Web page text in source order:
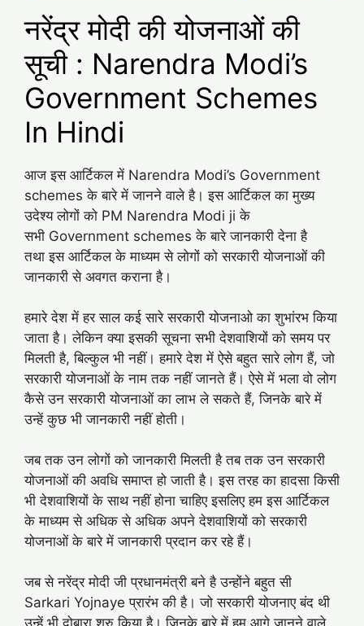
नरेंद्र मोदी की योजनाओं की
सूची : Narendra Modi’s
Government Schemes
In Hindi
आज इस आर्टिकल में Narendra Modi’s Government
schemes के बारे में जानने वाले है। इस आर्टिकल का मुख्य
उदेश्य लोगों को PM Narendra Modi ji के
सभी Government schemes के बारे जानकारी देना है
तथा इस आर्टिकल के माध्यम से लोगों को सरकारी योजनाओं की
जानकारी से अवगत कराना है।
हमारे देश में हर साल कई सारे सरकारी योजनाओ का शुभांरभ किया
जाता है। लेकिन क्या इसकी सूचना सभी देशवाशियों को समय पर
मिलती है, बिल्कुल भी नहीं। हमारे देश में ऐसे बहुत सारे लोग हैं, जो
सरकारी योजनाओं के नाम तक नहीं जानते हैं। ऐसे में भला वो लोग
कैसे उन सरकारी योजनाओं का लाभ ले सकते हैं, जिनके बारे में
उन्हें कुछ भी जानकारी नहीं होती।
जब तक उन लोगों को जानकारी मिलती है तब तक उन सरकारी
योजनाओं की अवधि समाप्त हो जाती है। इस तरह का हादसा किसी
भी देशवाशियों के साथ नहीं होना चाहिए इसलिए हम इस आर्टिकल
के माध्यम से अधिक से अधिक अपने देशवाशियों को सरकारी
योजनाओं के बारे में जानकारी प्रदान कर रहे हैं।
जब से नरेंद्र मोदी जी प्रधानमंत्री बने है उन्होंने बहुत सी
Sarkari Yojnaye प्रारंभ की है। जो सरकारी योजनाए बंद थी